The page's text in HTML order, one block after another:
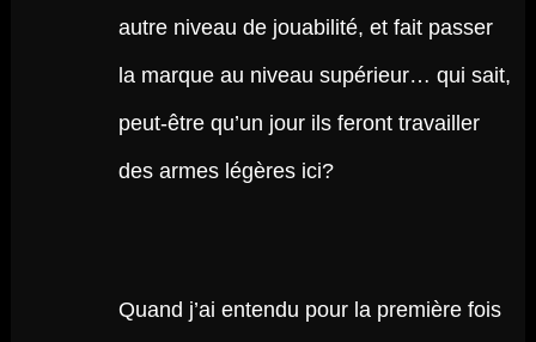
autre niveau de jouabilité, et fait passer
la marque au niveau supérieur… qui sait,
peut-être qu’un jour ils feront travailler
des armes légères ici?
Quand j’ai entendu pour la première fois